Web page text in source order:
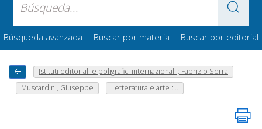
Búsqueda avanzada | Buscar por materia | Buscar por editorial
Istituti editoriali e poligrafici internazionali ; Fabrizio Serra
Muscardini, Giuseppe
Letteratura e arte :...